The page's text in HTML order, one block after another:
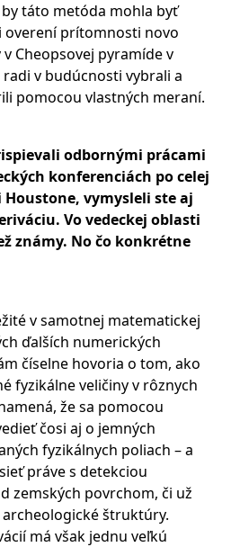
táto metóda mohla byť
overení prítomnosti novo
Cheopsovej pyramíde v
radi v budúcnosti vybrali a
pomocou vlastných meraní.
odbornými prácami
konferenciách po celej
Houstone, vymysleli ste aj
Vo vedeckej oblasti
známy. No čo konkrétne
v samotnej matematickej
ďalších numerických
číselne hovoria o tom, ako
fyzikálne veličiny v rôznych
že sa pomocou
čosi aj o jemných
fyzikálnych poliach – a
práve s detekciou
zemských povrchom, či už
štruktúry.
má však jednu veľkú